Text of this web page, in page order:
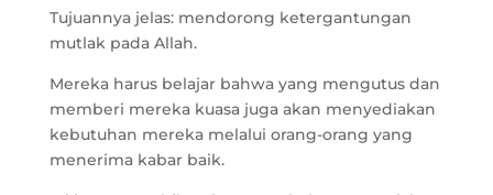
Tujuannya jelas: mendorong ketergantungan
mutlak pada Allah.
Mereka harus belajar bahwa yang mengutus dan
memberi mereka kuasa juga akan menyediakan
kebutuhan mereka melalui orang-orang yang
menerima kabar baik.